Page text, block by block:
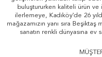
buluştururken kaliteli ürün
ilerlemeye, Kadıköy'de 26
mağazamızın yanı sıra
sanatın renkli dünyasına